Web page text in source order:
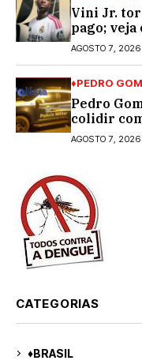
Vini Jr.
pago; veja
AGOSTO 7, 2026
♦PEDRO
Pedro
colidir
Araújo; ele
AGOSTO 7, 2026
CATEGORIAS
♦BRASIL